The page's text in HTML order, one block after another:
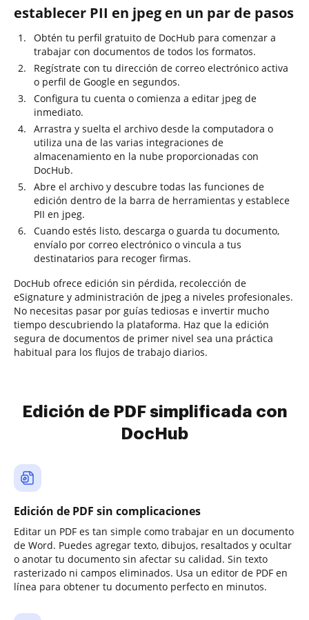
establecer PII en jpeg en un par de pasos
Obtén tu perfil gratuito de DocHub para comenzar a
trabajar con documentos de todos los formatos.
Regístrate con tu dirección de correo electrónico activa
o perfil de Google en segundos.
Configura tu cuenta o comienza a editar jpeg de
inmediato.
Arrastra y suelta el archivo desde la computadora o
utiliza una de las varias integraciones de
almacenamiento en la nube proporcionadas con
DocHub.
Abre el archivo y descubre todas las funciones de
edición dentro de la barra de herramientas y establece
PII en jpeg.
Cuando estés listo, descarga o guarda tu documento,
envíalo por correo electrónico o vincula a tus
destinatarios para recoger firmas.
DocHub ofrece edición sin pérdida, recolección de
eSignature y administración de jpeg a niveles profesionales.
No necesitas pasar por guías tediosas e invertir mucho
tiempo descubriendo la plataforma. Haz que la edición
segura de documentos de primer nivel sea una práctica
habitual para los flujos de trabajo diarios.
Edición de PDF simplificada con
DocHub
Edición de PDF sin complicaciones
Editar un PDF es tan simple como trabajar en un documento
de Word. Puedes agregar texto, dibujos, resaltados y ocultar
o anotar tu documento sin afectar su calidad. Sin texto
rasterizado ni campos eliminados. Usa un editor de PDF en
línea para obtener tu documento perfecto en minutos.